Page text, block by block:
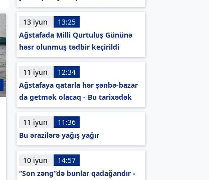
13 iyun
13:25
Ağstafada Milli Qurtuluş Gününə
həsr olunmuş tədbir keçirildi
11 iyun
12:34
Ağstafaya qatarla hər şənbə-bazar
da getmək olacaq - Bu tarixədək
11 iyun
11:36
Bu ərazilərə yağış yağır
10 iyun
14:57
“Son zəng”də bunlar qadağandır -